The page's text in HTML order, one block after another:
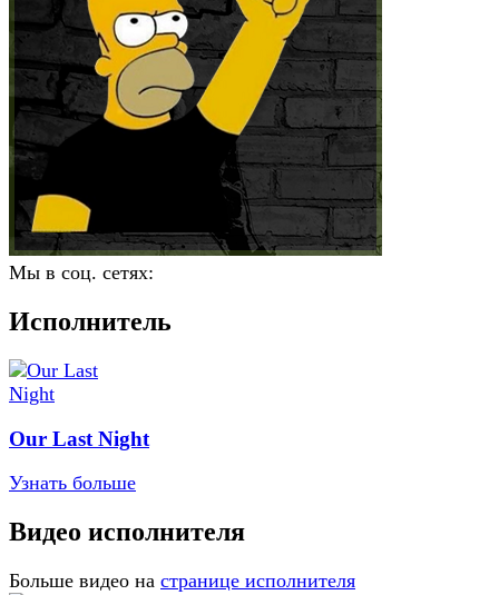
Мы в соц. сетях:
Исполнитель
Our Last Night
Узнать больше
Видео исполнителя
Больше видео на странице исполнителя